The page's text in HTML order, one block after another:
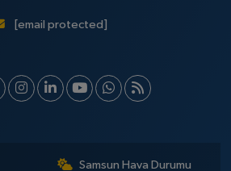
[email protected]
Samsun Hava Durumu